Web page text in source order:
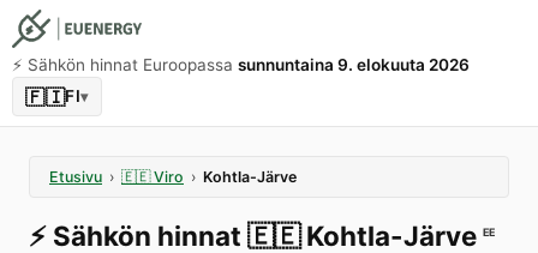
⚡️ Sähkön hinnat Euroopassa sunnuntaina 9. elokuuta 2026
🇫🇮FI▾
Etusivu › 🇪🇪 Viro › Kohtla-Järve
⚡️ Sähkön hinnat 🇪🇪 Kohtla-Järve EE